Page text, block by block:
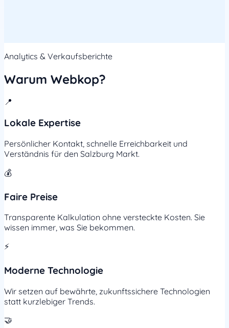
Analytics & Verkaufsberichte
Warum Webkop?
📍
Lokale Expertise
Persönlicher Kontakt, schnelle Erreichbarkeit und
Verständnis für den Salzburg Markt.
💰
Faire Preise
Transparente Kalkulation ohne versteckte Kosten. Sie
wissen immer, was Sie bekommen.
⚡
Moderne Technologie
Wir setzen auf bewährte, zukunftssichere Technologien
statt kurzlebiger Trends.
🤝